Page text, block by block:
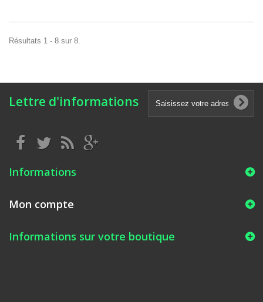
Résultats 1 - 8 sur 8.
Lettre d'informations
Informations
Mon compte
Informations sur votre boutique